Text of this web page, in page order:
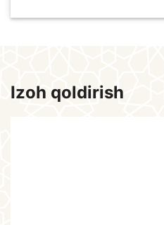
Izoh qoldirish